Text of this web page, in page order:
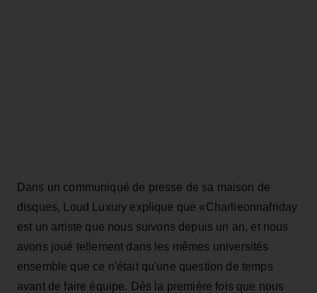
Dans un communiqué de presse de sa maison de
disques, Loud Luxury explique que «Charlieonnafriday
est un artiste que nous suivons depuis un an, et nous
avons joué tellement dans les mêmes universités
ensemble que ce n'était qu'une question de temps
avant de faire équipe. Dès la première fois que nous